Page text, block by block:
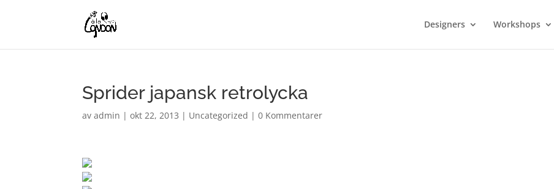
Designers Workshops
Sprider japansk retrolycka
avadmin |okt 22, 2013 | Uncategorized |0 Kommentarer